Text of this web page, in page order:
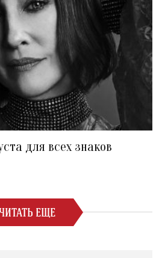
для всех знаков
ЕЩЕ